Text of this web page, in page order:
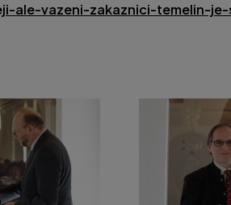
vazeni-zakaznici-temelin-je-